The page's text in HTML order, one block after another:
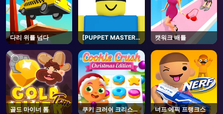
다리 위를 넘다
[PUPPET MASTER]
Jujutsu
Shenanigans -
Roblox
캣워크 배틀
골드 마이너 톰
쿠키 크러쉬 크리스마
너프 에픽 프랭크스